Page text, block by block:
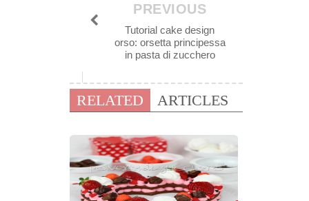
PREVIOUS
Tutorial cake design
orso: orsetta principessa
in pasta di zucchero
RELATED ARTICLES